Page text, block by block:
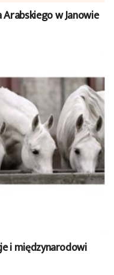
w Janowie
i międzynarodowi